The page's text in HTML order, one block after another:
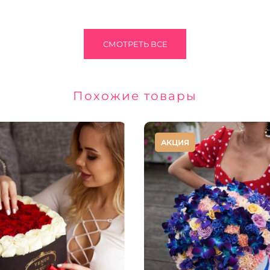
СМОТРЕТЬ ВСЕ
Похожие товары
АКЦИЯ